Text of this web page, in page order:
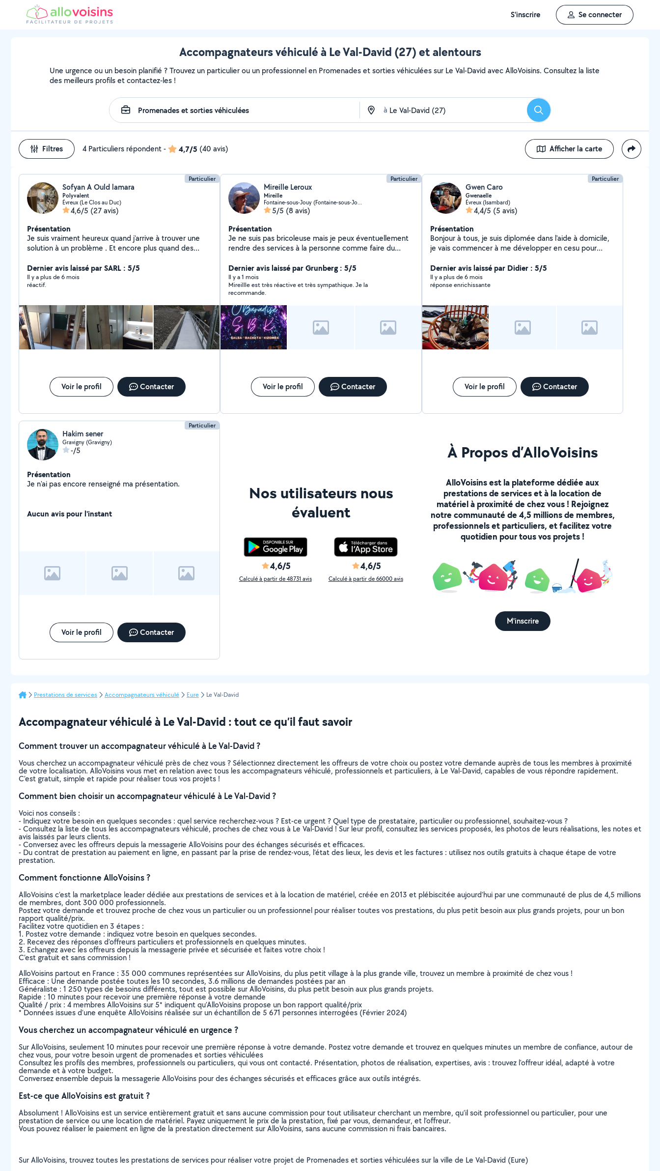
S'inscrire Se connecter
Accompagnateurs véhiculé à Le Val-David (27) et alentours
Une urgence ou un besoin planifié ? Trouvez un particulier ou un professionnel en Promenades et sorties véhiculées sur Le Val-David avec AlloVoisins. Consultez la liste
des meilleurs profils et contactez-les !
à Rechercher
Filtres 4 Particuliers répondent- 4,7/5 (40 avis) Afficher la carte
Particulier
Sofyan A Ould lamara
Polyvalent
Évreux (Le Clos au Duc)
4,6/5 (27 avis)
Présentation
Je suis vraiment heureux quand j'arrive à trouver une
solution à un problème . Et encore plus quand des
dire qu'ils ont vraiment confiance en moi et c'est très
gratifiant.»
Dernier avis laissé par SARL : 5/5
Il y a plus de 6 mois
réactif.
Voir le profil Contacter
Particulier
Mireille Leroux
Mireille
Fontaine-sous-Jouy (Fontaine-sous-Jouy)
5/5 (8 avis)
Présentation
Je ne suis pas bricoleuse mais je peux éventuellement
rendre des services à la personne comme faire du
agées....Et bien sûr les animaux.
Dernier avis laissé par Grunberg : 5/5
Il y a 1 mois
Mireillle est très réactive et très sympathique. Je la
recommande.
Voir le profil Contacter
Particulier
Gwen Caro
Gwenaelle
Évreux (Isambard)
4,4/5 (5 avis)
Présentation
Bonjour à tous, je suis diplomée dans l'aide à domicile,
je vais commencer à me développer en cesu pour
courses, compagnie, jeux de mémoire ou autres, aide
administrative ou multimédia, petits travaux de
jardinage, garde ou sorties d'animaux,...) Je possède le
de capacité pour les animaux domestiques passé en
septembre 2022.
Dernier avis laissé par Didier : 5/5
Il y a plus de 6 mois
réponse enrichissante
Voir le profil Contacter
Particulier
Hakim sener
Gravigny (Gravigny)
-/5
Présentation
Je n'ai pas encore renseigné ma présentation.
Aucun avis pour l'instant
Voir le profil Contacter
Nos utilisateurs nous
évaluent
4,6/5
Calculé à partir de 48731 avis
4,6/5
Calculé à partir de 66000 avis
À Propos d’AlloVoisins
AlloVoisins est la plateforme dédiée aux
prestations de services et à la location de
matériel à proximité de chez vous ! Rejoignez
notre communauté de 4,5 millions de membres,
professionnels et particuliers, et facilitez votre
quotidien pour tous vos projets !
M'inscrire
Prestations de services Accompagnateurs véhiculé Eure Le Val-David
Accompagnateur véhiculé à Le Val-David : tout ce qu’il faut savoir
Comment trouver un accompagnateur véhiculé à Le Val-David ?
Vous cherchez un accompagnateur véhiculé près de chez vous ? Sélectionnez directement les offreurs de votre choix ou postez votre demande auprès de tous les membres à proximité
de votre localisation. AlloVoisins vous met en relation avec tous les accompagnateurs véhiculé, professionnels et particuliers, à Le Val-David, capables de vous répondre rapidement.
C’est gratuit, simple et rapide pour réaliser tous vos projets !
Comment bien choisir un accompagnateur véhiculé à Le Val-David ?
Voici nos conseils :
- Indiquez votre besoin en quelques secondes : quel service recherchez-vous ? Est-ce urgent ? Quel type de prestataire, particulier ou professionnel, souhaitez-vous ?
- Consultez la liste de tous les accompagnateurs véhiculé, proches de chez vous à Le Val-David ! Sur leur profil, consultez les services proposés, les photos de leurs réalisations, les notes et
avis laissés par leurs clients.
- Conversez avec les offreurs depuis la messagerie AlloVoisins pour des échanges sécurisés et efficaces.
- Du contrat de prestation au paiement en ligne, en passant par la prise de rendez-vous, l’état des lieux, les devis et les factures : utilisez nos outils gratuits à chaque étape de votre
prestation.
Comment fonctionne AlloVoisins ?
AlloVoisins c’est la marketplace leader dédiée aux prestations de services et à la location de matériel, créée en 2013 et plébiscitée aujourd’hui par une communauté de plus de 4,5 millions
de membres, dont 300 000 professionnels.
Postez votre demande et trouvez proche de chez vous un particulier ou un professionnel pour réaliser toutes vos prestations, du plus petit besoin aux plus grands projets, pour un bon
rapport qualité/prix.
Facilitez votre quotidien en 3 étapes :
1. Postez votre demande : indiquez votre besoin en quelques secondes.
2. Recevez des réponses d’offreurs particuliers et professionnels en quelques minutes.
3. Echangez avec les offreurs depuis la messagerie privée et sécurisée et faites votre choix !
C’est gratuit et sans commission !
AlloVoisins partout en France : 35 000 communes représentées sur AlloVoisins, du plus petit village à la plus grande ville, trouvez un membre à proximité de chez vous !
Efficace : Une demande postée toutes les 10 secondes, 3.6 millions de demandes postées par an
Généraliste : 1 250 types de besoins différents, tout est possible sur AlloVoisins, du plus petit besoin aux plus grands projets.
Rapide : 10 minutes pour recevoir une première réponse à votre demande
Qualité / prix : 4 membres AlloVoisins sur 5* indiquent qu’AlloVoisins propose un bon rapport qualité/prix
* Données issues d’une enquête AlloVoisins réalisée sur un échantillon de 5 671 personnes interrogées (Février 2024)
Vous cherchez un accompagnateur véhiculé en urgence ?
Sur AlloVoisins, seulement 10 minutes pour recevoir une première réponse à votre demande. Postez votre demande et trouvez en quelques minutes un membre de confiance, autour de
chez vous, pour votre besoin urgent de promenades et sorties véhiculées
Consultez les profils des membres, professionnels ou particuliers, qui vous ont contacté. Présentation, photos de réalisation, expertises, avis : trouvez l'offreur idéal, adapté à votre
demande et à votre budget.
Conversez ensemble depuis la messagerie AlloVoisins pour des échanges sécurisés et efficaces grâce aux outils intégrés.
Est-ce que AlloVoisins est gratuit ?
Absolument ! AlloVoisins est un service entièrement gratuit et sans aucune commission pour tout utilisateur cherchant un membre, qu’il soit professionnel ou particulier, pour une
prestation de service ou une location de matériel. Payez uniquement le prix de la prestation, fixé par vous, demandeur, et l’offreur.
Vous pouvez réaliser le paiement en ligne de la prestation directement sur AlloVoisins, sans aucune commission ni frais bancaires.
Sur AlloVoisins, trouvez toutes les prestations de services pour réaliser votre projet de Promenades et sorties véhiculées sur la ville de Le Val-David (Eure)